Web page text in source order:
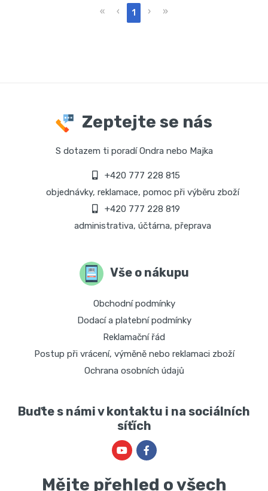
« ‹ 1 › »
Zeptejte se nás
S dotazem ti poradí Ondra nebo Majka
+420 777 228 815
objednávky, reklamace, pomoc při výběru zboží
+420 777 228 819
administrativa, účtárna, přeprava
Vše o nákupu
Obchodní podmínky
Dodací a platební podmínky
Reklamační řád
Postup při vrácení, výměně nebo reklamaci zboží
Ochrana osobních údajů
Buďte s námi v kontaktu i na sociálních
síťích
Mějte přehled o všech